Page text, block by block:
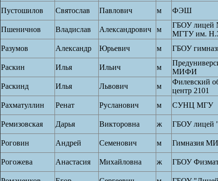
Пустошилов Святослав Павлович м ФЭШ
Пшеничнов Владислав Александрович м
ГБОУ лицей
МГТУ им.
Разумов
Александр Юрьевич м ГБОУ
Раскин Илья Ильич м
МИФИ
Раскинд
Илья Львович м
Филевский
центр 2101
Рахматуллин
Ренат Русланович м СУНЦ МГУ
Ремизовская Дарья Викторовна ж ГБОУ лицей
Роговин Андрей Семенович м Гимназия
Рогожева Анастасия Михайловна ж ГБОУ